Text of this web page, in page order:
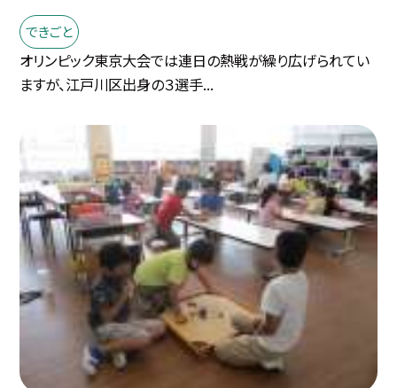
できごと
オリンピック東京大会では連日の熱戦が繰り広げられてい
ますが、江戸川区出身の３選手...